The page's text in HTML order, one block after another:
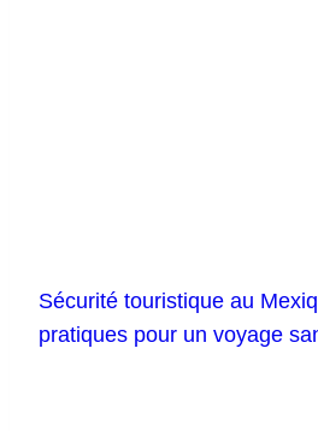
Sécurité touristique au
pratiques pour un voyage